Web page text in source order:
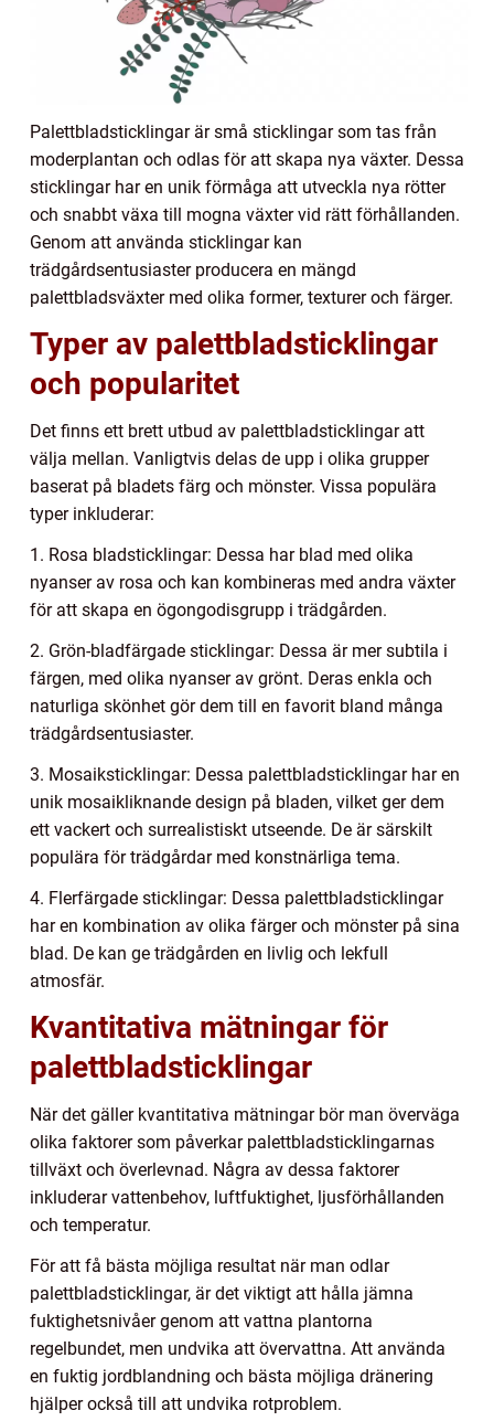
Palettbladsticklingar är små sticklingar som tas från
moderplantan och odlas för att skapa nya växter. Dessa
sticklingar har en unik förmåga att utveckla nya rötter
och snabbt växa till mogna växter vid rätt förhållanden.
Genom att använda sticklingar kan
trädgårdsentusiaster producera en mängd
palettbladsväxter med olika former, texturer och färger.
Typer av palettbladsticklingar
och popularitet
Det finns ett brett utbud av palettbladsticklingar att
välja mellan. Vanligtvis delas de upp i olika grupper
baserat på bladets färg och mönster. Vissa populära
typer inkluderar:
1. Rosa bladsticklingar: Dessa har blad med olika
nyanser av rosa och kan kombineras med andra växter
för att skapa en ögongodisgrupp i trädgården.
2. Grön-bladfärgade sticklingar: Dessa är mer subtila i
färgen, med olika nyanser av grönt. Deras enkla och
naturliga skönhet gör dem till en favorit bland många
trädgårdsentusiaster.
3. Mosaiksticklingar: Dessa palettbladsticklingar har en
unik mosaikliknande design på bladen, vilket ger dem
ett vackert och surrealistiskt utseende. De är särskilt
populära för trädgårdar med konstnärliga tema.
4. Flerfärgade sticklingar: Dessa palettbladsticklingar
har en kombination av olika färger och mönster på sina
blad. De kan ge trädgården en livlig och lekfull
atmosfär.
Kvantitativa mätningar för
palettbladsticklingar
När det gäller kvantitativa mätningar bör man överväga
olika faktorer som påverkar palettbladsticklingarnas
tillväxt och överlevnad. Några av dessa faktorer
inkluderar vattenbehov, luftfuktighet, ljusförhållanden
och temperatur.
För att få bästa möjliga resultat när man odlar
palettbladsticklingar, är det viktigt att hålla jämna
fuktighetsnivåer genom att vattna plantorna
regelbundet, men undvika att övervattna. Att använda
en fuktig jordblandning och bästa möjliga dränering
hjälper också till att undvika rotproblem.